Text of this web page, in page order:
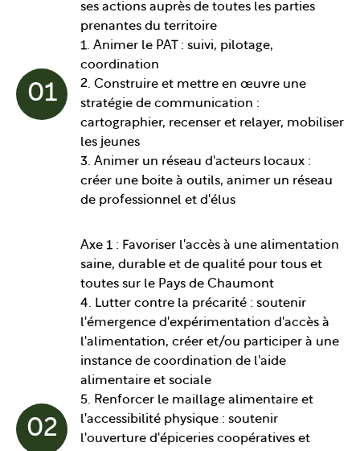
01
ses actions auprès de toutes les parties
prenantes du territoire
1. Animer le PAT : suivi, pilotage,
coordination
2. Construire et mettre en œuvre une
stratégie de communication :
cartographier, recenser et relayer, mobiliser
les jeunes
3. Animer un réseau d'acteurs locaux :
créer une boite à outils, animer un réseau
de professionnel et d'élus
02
Axe 1 : Favoriser l'accès à une alimentation
saine, durable et de qualité pour tous et
toutes sur le Pays de Chaumont
4. Lutter contre la précarité : soutenir
l'émergence d'expérimentation d'accès à
l'alimentation, créer et/ou participer à une
instance de coordination de l'aide
alimentaire et sociale
5. Renforcer le maillage alimentaire et
l'accessibilité physique : soutenir
l'ouverture d'épiceries coopératives et